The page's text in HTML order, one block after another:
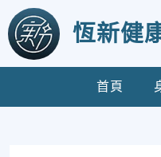
恆新健
首頁